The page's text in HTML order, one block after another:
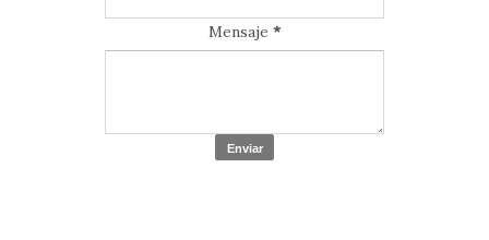
Mensaje *